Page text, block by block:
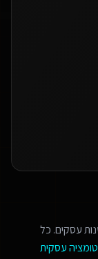
עסקים. כל
עסקית